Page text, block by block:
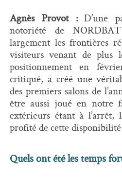
Agnès Provot :D’une
notoriété de NORDBAT
largement les frontières
visiteurs venant de plus
positionnement en
critiqué, a créé une
des premiers salons de
être aussi joué en notre
extérieurs étant à l’arrêt,
profité de cette
Quels ont été les temps